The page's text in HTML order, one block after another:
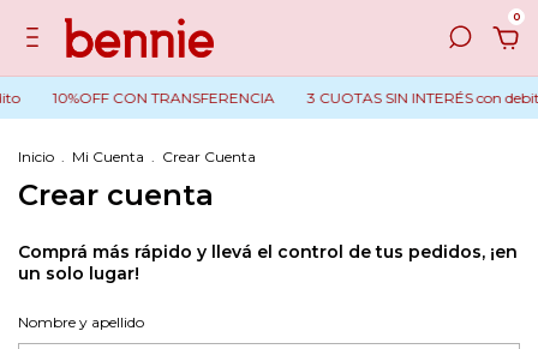
0
10%OFF CON TRANSFERENCIA 3 CUOTAS SIN INTERÉS con
Inicio Mi Cuenta Crear Cuenta
Crear cuenta
Comprá más rápido y llevá el control de tus pedidos, ¡en
un solo lugar!
Nombre y apellido